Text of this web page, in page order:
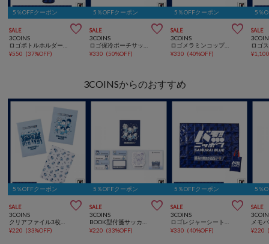
5％OFFクーポン
SALE 
3COINS
¥550 (37%OFF)
5％OFFクーポン
SALE 
3COINS
¥330 (50%OFF)
5％OFFクーポン
SALE 
3COINS
ロゴメラミンコップサッカー日本代表ver.
¥330 (40%OFF)
5％
SALE
¥
3COINSからのおすすめ
5％OFFクーポン
SALE 
3COINS
¥220 (33%OFF)
5％OFFクーポン
SALE 
3COINS
¥220 (33%OFF)
5％OFFクーポン
SALE 
3COINS
¥330 (40%OFF)
5％
SALE
¥220